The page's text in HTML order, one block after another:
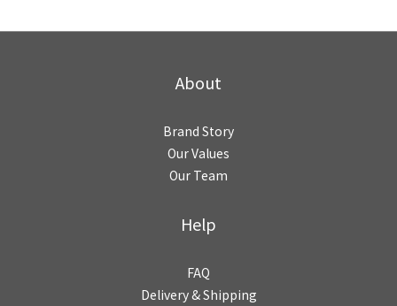
About
Brand Story
Our Values
Our Team
Help
FAQ
Delivery & Shipping